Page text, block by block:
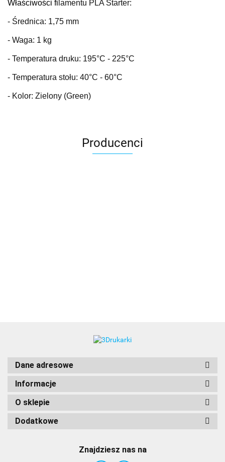
Właściwości fi lamentu PLA Starter:
- Średnica: 1,75 mm
- Waga: 1 kg
- Temperatura druku: 195°C - 225°C
- Temperatura stołu: 40°C - 60°C
- Kolor: Zielony (Green)
Producenci
Dane adresowe
Informacje
O sklepie
Dodatkowe
Znajdziesz nas na